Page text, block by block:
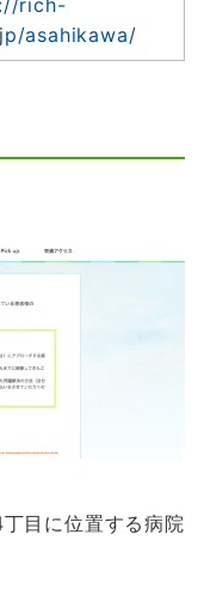
asahikawa/
目に位置する病院